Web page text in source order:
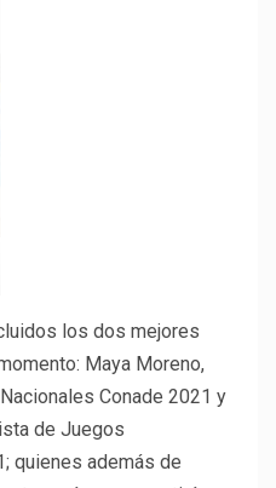
los dos mejores
Maya Moreno,
Conade 2021 y
de Juegos
quienes además de